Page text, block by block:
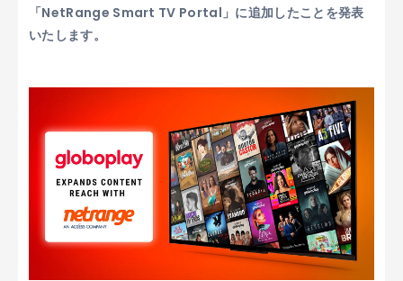
「NetRange Smart TV Portal」に追加したことを発表
いたします。